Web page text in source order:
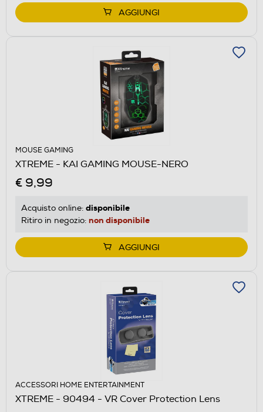
AGGIUNGI
MOUSE GAMING
XTREME - KAI GAMING MOUSE-NERO
€ 9,99
Acquisto online: disponibile
Ritiro in negozio: non disponibile
AGGIUNGI
ACCESSORI HOME ENTERTAINMENT
XTREME - 90494 - VR Cover Protection Lens